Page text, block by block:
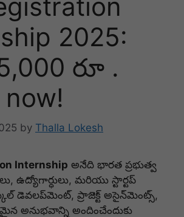
2025:
రూ .
by Thalla Lokesh
Internship అనేది భారత ప్రభుత్వ
ఉద్యోగార్ధులు, మరియు స్టార్టప్
డెవలప్‌మెంట్, ప్రాజెక్ట్ అసైన్‌మెంట్స్,
అనుభవాన్ని అందించేందుకు